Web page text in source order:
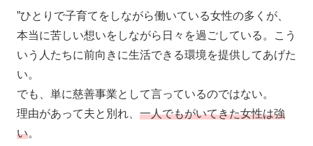
”ひとりで子育てをしながら働いている女性の多くが、
本当に苦しい想いをしながら日々を過ごしている。こう
いう人たちに前向きに生活できる環境を提供してあげた
い。
でも、単に慈善事業として言っているのではない。
理由があって夫と別れ、 一人でもがいてきた女性は強
い。